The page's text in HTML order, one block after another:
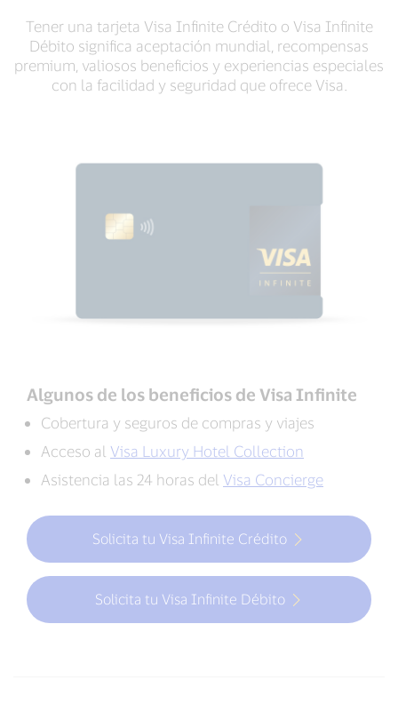
Tener una tarjeta Visa Infinite Crédito o Visa Infinite
Débito significa aceptación mundial, recompensas
premium, valiosos beneficios y experiencias especiales
con la facilidad y seguridad que ofrece Visa.
Algunos de los beneficios de Visa Infinite
Cobertura y seguros de compras y viajes
Acceso al Visa Luxury Hotel Collection
Asistencia las 24 horas del Visa Concierge
Solicita tu Visa Infinite Crédito
Solicita tu Visa Infinite Débito